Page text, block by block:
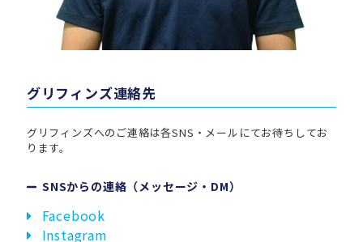
グリフィンズ連絡先
グリフィンズへのご連絡は各SNS・メールにてお待ちしてお
ります。
SNSからの連絡（メッセージ・DM）
Facebook
Instagram